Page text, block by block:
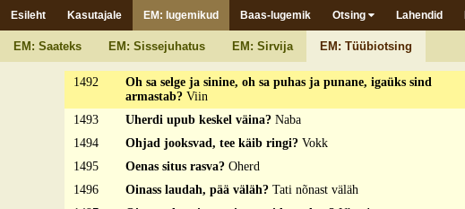
Esileht Kasutajale EM: lugemikud Baas-lugemik Otsing Lahendid
EM: Saateks EM: Sissejuhatus EM: Sirvija EM: Tüübiotsing
Saabas, sukk ja jalg
1491
Oh sa ime, esi pime, habe suus ja hambid pole?
1492
Oh sa selge ja sinine, oh sa puhas ja punane, igaüks sind
armastab? Viin
1493
Uherdi upub keskel väina? Naba
1494
Ohjad jooksvad, tee käib ringi? Vokk
1495
Oenas situs rasva? Oherd
1496
Oinass laudah, pää väläh? Tati nõnast väläh